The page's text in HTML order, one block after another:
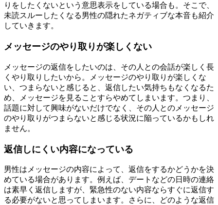
りをしたくないという意思表示をしている場合も。そこで、
未読スルーしたくなる男性の隠れたネガティブな本音も紹介
していきます。
メッセージのやり取りが楽しくない
メッセージの返信をしたいのは、その人との会話が楽しく長
くやり取りしたいから。メッセージのやり取りが楽しくな
い、つまらないと感じると、返信したい気持ちもなくなるた
め、メッセージを見ることすらやめてしまいます。つまり、
話題に対して興味がないだけでなく、その人とのメッセージ
のやり取りがつまらないと感じる状況に陥っているかもしれ
ません。
返信しにくい内容になっている
男性はメッセージの内容によって、返信をするかどうかを決
めている場合があります。例えば、デートなどの日時の連絡
は素早く返信しますが、緊急性のない内容ならすぐに返信す
る必要がないと思ってしまいます。さらに、どのような返信